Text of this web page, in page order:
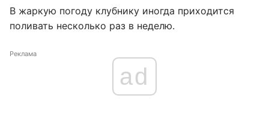
В жаркую погоду клубнику иногда приходится
поливать несколько раз в неделю.
Реклама
ad